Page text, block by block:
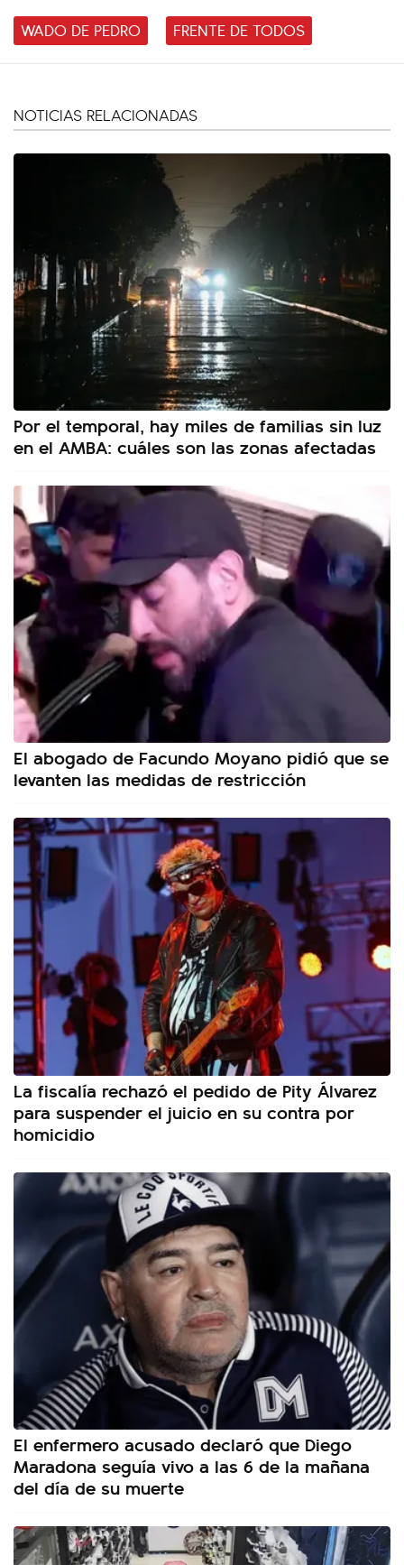
WADO DE PEDRO
FRENTE DE TODOS
NOTICIAS RELACIONADAS
Por el temporal, hay miles de familias sin luz
en el AMBA: cuáles son las zonas afectadas
El abogado de Facundo Moyano pidió que se
levanten las medidas de restricción
La fiscalía rechazó el pedido de Pity Álvarez
para suspender el juicio en su contra por
homicidio
El enfermero acusado declaró que Diego
Maradona seguía vivo a las 6 de la mañana
del día de su muerte